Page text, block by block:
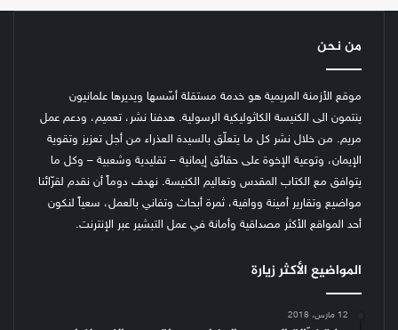
من نحن
موقع الأزمنة المريمية هو خدمة مستقلة أسّسها ويديرها علمانيون
ينتمون الى الكنيسة الكاثوليكية الرسولية. هدفنا نشر، تعميم، ودعم عمل
مريم. من خلال نشر كل ما يتعلّق بالسيدة العذراء من أجل تعزيز وتقوية
الإيمان، وتوعية الإخوة على حقائق إيمانية – تقليدية وشعبية – وكل ما
يتوافق مع الكتاب المقدس وتعاليم الكنيسة. نهدف دوماً أن نقدم لقرّائنا
مواضيع وتقارير أمينة ووافية، ثمرة أبحاث وتفاني بالعمل، سعياً لنكون
أحد المواقع الأكثر مصداقية وأمانة في عمل التبشير عبر الإنترنت.
المواضيع الأكثر زيارة
12 مارس، 2018